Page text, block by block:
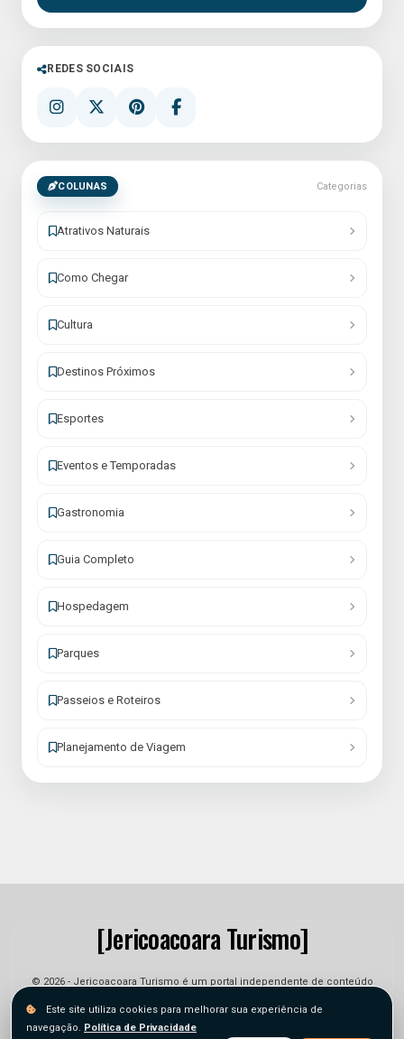
REDES SOCIAIS
COLUNAS Categorias
Atrativos Naturais
Como Chegar
Cultura
Destinos Próximos
Esportes
Eventos e Temporadas
Gastronomia
Guia Completo
Hospedagem
Parques
Passeios e Roteiros
Planejamento de Viagem
Este site utiliza cookies para melhorar sua experiência de
navegação. Política de Privacidade
[Jericoacoara Turismo]
© 2026 - Jericoacoara Turismo é um portal independente de conteúdo
informativo e jornalístico. As informações podem sofrer alterações.